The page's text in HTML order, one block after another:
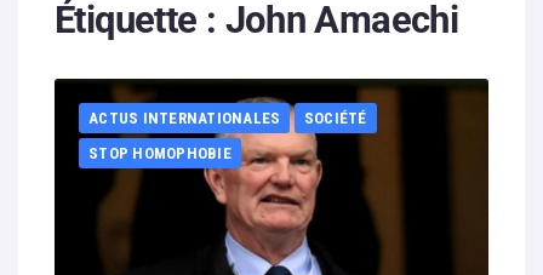
Boutique
Étiquette : John Amaechi
ACTUS INTERNATIONALES
SOCIÉTÉ
STOP HOMOPHOBIE